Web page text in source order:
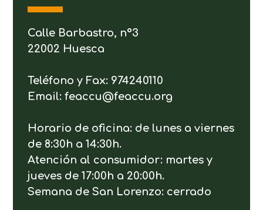
Calle Barbastro, nº3
22002 Huesca
Teléfono y Fax: 974240110
Email: feaccu@feaccu.org
Horario de oficina: de lunes a viernes
de 8:30h a 14:30h.
Atención al consumidor: martes y
jueves de 17:00h a 20:00h.
Semana de San Lorenzo: cerrado